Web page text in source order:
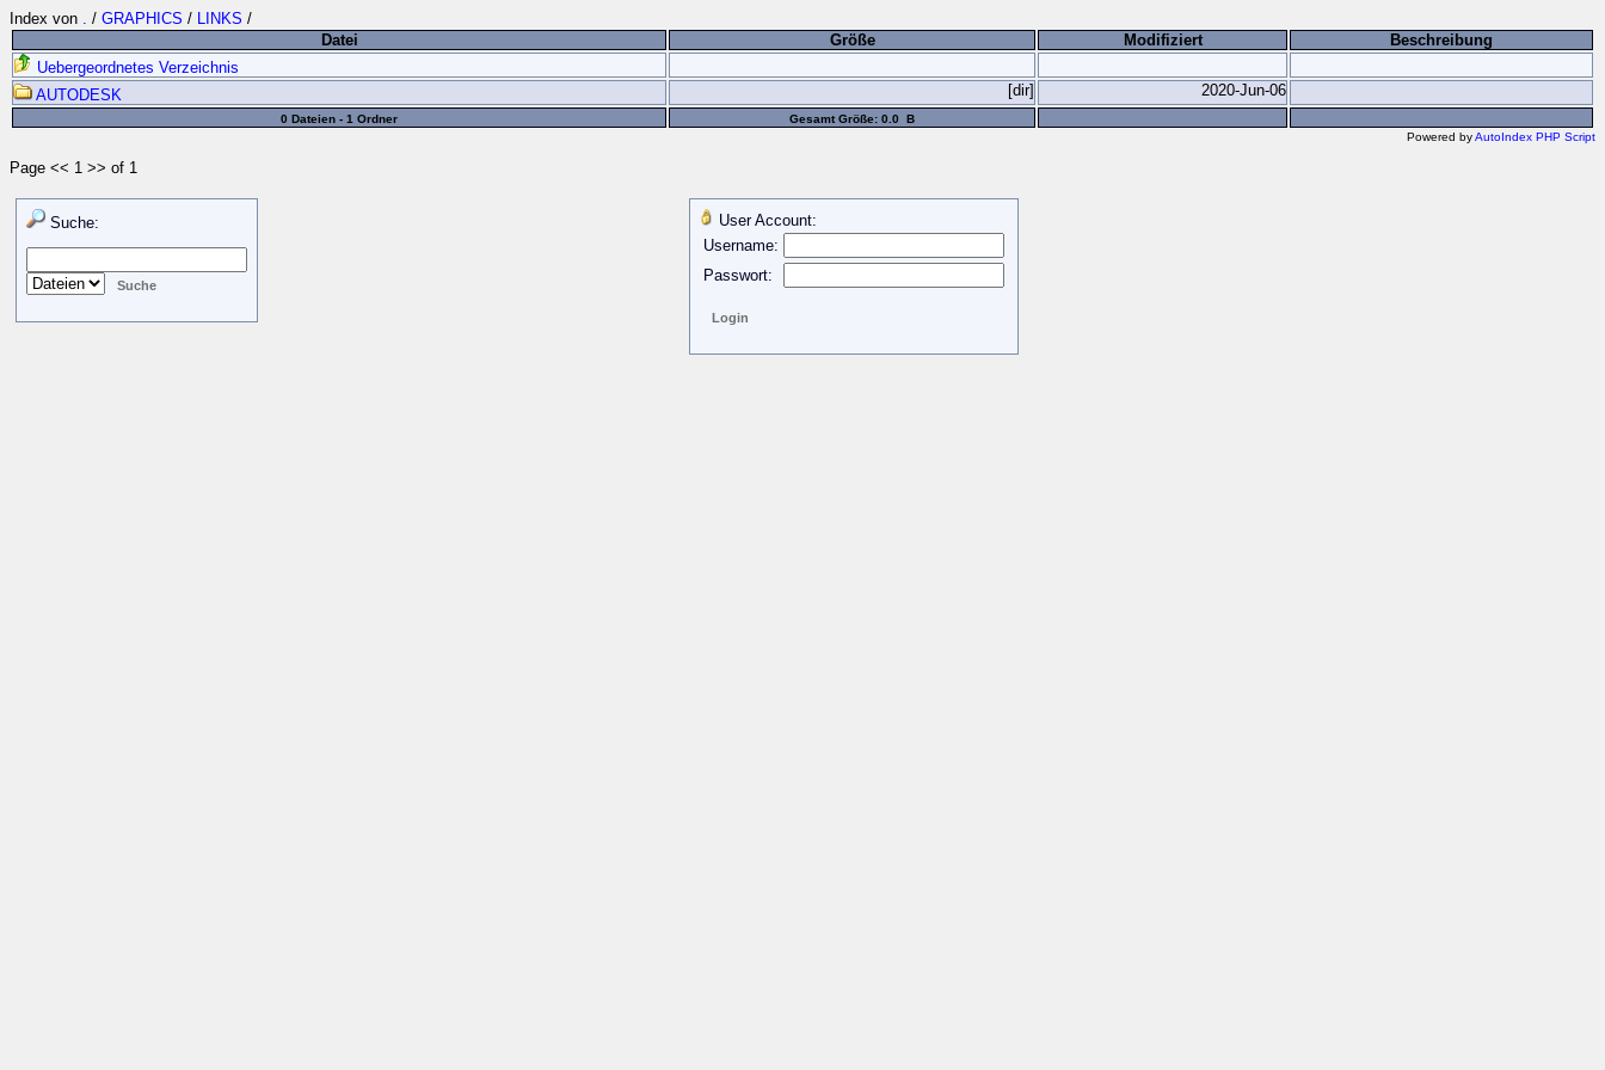
Index von . / GRAPHICS / LINKS /
Datei
Größe Modifiziert
Beschreibung
Uebergeordnetes Verzeichnis
AUTODESK
[dir] 2020-Jun-06
0 Dateien - 1 Ordner
Gesamt Größe: 0.0 B
Powered byAutoIndex PHP Script
Page << 1 >> of 1
Suche:
User Account:
Username:
Passwort: